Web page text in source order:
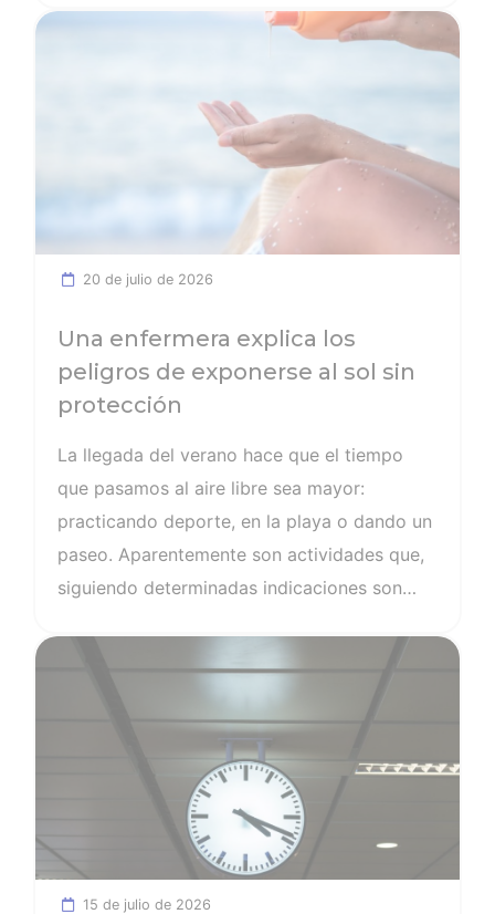
vicepresidenta I, vicepresidente II,
Jaén, vocal el Colegio de Enfermería de
Madrid, será la nueva secretaria general del
CGE. El Pleno y la Comisión Ejecutiva del
Consejo General de Enfermería arrancan su
mandato con una intensa agenda para
septiembre en la que afrontar tanto mejoras
internas de la organización como…
20 de julio de 2026
Una enfermera explica los
peligros de exponerse al sol sin
protección
La llegada del verano hace que el tiempo
que pasamos al aire libre sea mayor:
practicando deporte, en la playa o dando un
paseo. Aparentemente son actividades que,
siguiendo determinadas indicaciones son
Ver noticia
15 de julio de 2026
Ver noticia